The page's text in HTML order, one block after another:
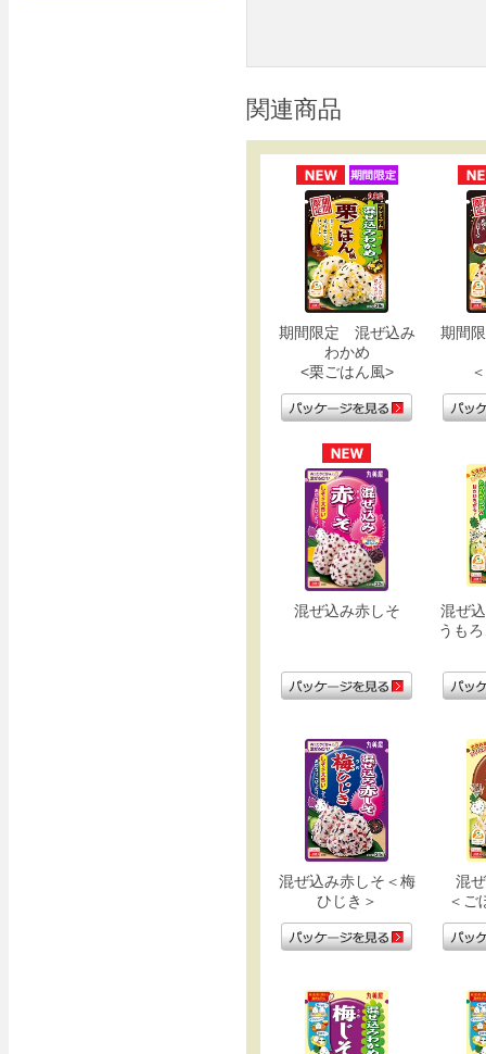
関連商品
期間限定 混ぜ込み
わかめ
<栗ごはん風>
期間
混ぜ込み赤しそ
混ぜ
うも
混ぜ込み赤しそ＜梅
ひじき＞
混
＜ご